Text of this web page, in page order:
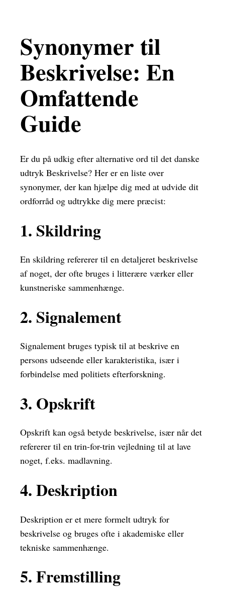
Synonymer til
Beskrivelse: En
Omfattende
Guide
Er du på udkig efter alternative ord til det danske
udtryk Beskrivelse? Her er en liste over
synonymer, der kan hjælpe dig med at udvide dit
ordforråd og udtrykke dig mere præcist:
1. Skildring
En skildring refererer til en detaljeret beskrivelse
af noget, der ofte bruges i litterære værker eller
kunstneriske sammenhænge.
2. Signalement
Signalement bruges typisk til at beskrive en
persons udseende eller karakteristika, især i
forbindelse med politiets efterforskning.
3. Opskrift
Opskrift kan også betyde beskrivelse, især når det
refererer til en trin-for-trin vejledning til at lave
noget, f.eks. madlavning.
4. Deskription
Deskription er et mere formelt udtryk for
beskrivelse og bruges ofte i akademiske eller
tekniske sammenhænge.
5. Fremstilling